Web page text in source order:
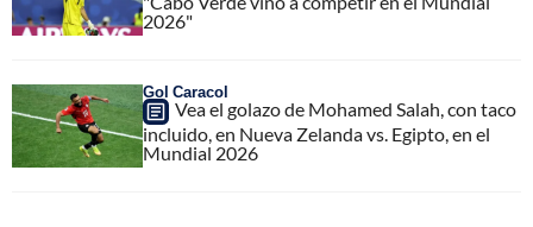
2026"
Gol Caracol
Vea el golazo de Mohamed Salah, con taco
incluido, en Nueva Zelanda vs. Egipto, en el
Mundial 2026